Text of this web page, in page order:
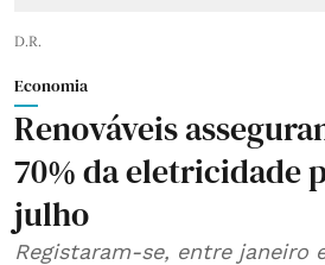
D.R.
Economia
Renováveis
70% da eletricidade
julho
Registaram-se, entre janeiro